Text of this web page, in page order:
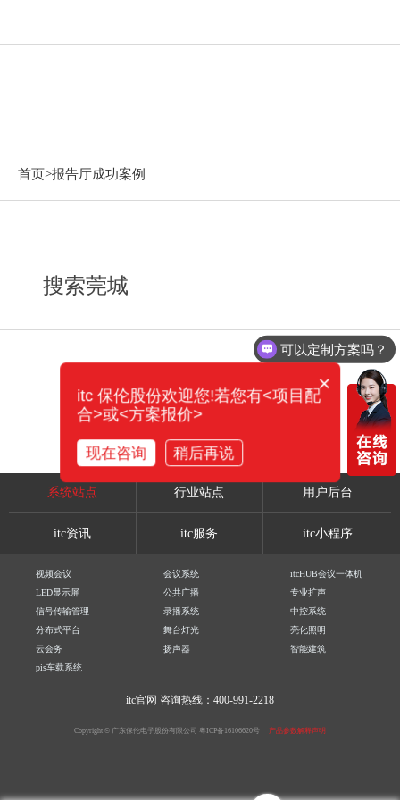
首页>报告厅成功案例
搜索莞城
系统站点 行业站点 用户后台
itc资讯 itc服务 itc小程序
视频会议 会议系统
itcHUB会议一体机
LED显示屏
公共广播
专业扩声
信号传输管理
录播系统
中控系统
分布式平台
舞台灯光
亮化照明
云会务
扬声器
智能建筑
pis车载系统
itc官网 咨询热线：400-991-2218
Copyright © 广东保伦电子股份有限公司 粤ICP备16106620号 产品参数解释声明
可以定制方案吗？
×
itc 保伦股份欢迎您!若您有<项目配
合>或<方案报价>
现在咨询 稍后再说